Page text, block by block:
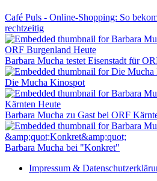
Café Puls - Online-Shopping: So
rechtzeitig
Barbara Mucha testet Eisenstadt für
Die Mucha Kinospot
Barbara Mucha zu Gast bei ORF
Barbara Mucha bei "Konkret"
Impressum &